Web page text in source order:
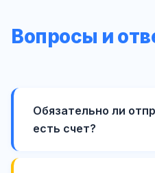
Вопросы и
Обязательно ли
есть счет?